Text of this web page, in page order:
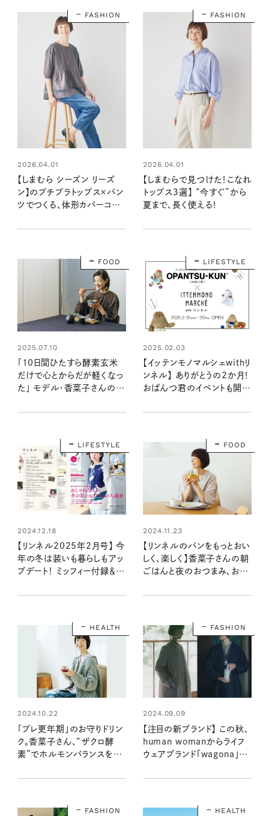
FASHION
2026.04.01
【しまむら シーズン リーズ
ン】のプチプラトップス×パン
ツでつくる、体形カバーコー
FASHION
2026.04.01
【しまむらで見つけた！こなれ
トップス３選】 “今すぐ”から
夏まで、長く使える！
FOOD
2025.07.10
「10日間ひたすら酵素玄米
だけで心とからだが軽くなっ
た」 モデル・香菜子さんの食
LIFESTYLE
2025.02.03
【イッテンモノマルシェwithリ
ンネル】 ありがとうの2か月！
おぱんつ君のイベントも開催
LIFESTYLE
2024.12.18
【リンネル2025年2月号】 今
年の冬は装いも暮らしもアッ
プデート！ ミッフィー付録＆編
ポート＜12月19日発売2月号
FOOD
2024.11.23
【リンネルのパンをもっとおい
しく、楽しく】香菜子さんの朝
ごはんと夜のおつまみ、お気
HEALTH
2024.10.22
「プレ更年期」のお守りドリン
ク。香菜子さん、“ザクロ酵
素”でホルモンバランスを整
FASHION
2024.09.09
【注目の新ブランド】 この秋、
human womanからライフ
ウェアブランド「wagona」が
う、“ちょうどいい”がきっと見
FASHION HEALTH